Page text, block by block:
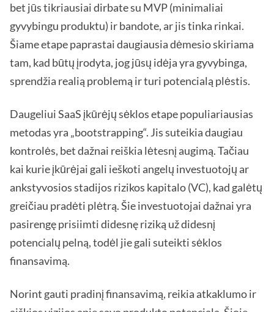
bet jūs tikriausiai dirbate su MVP (minimaliai
gyvybingu produktu) ir bandote, ar jis tinka rinkai.
Šiame etape paprastai daugiausia dėmesio skiriama
tam, kad būtų įrodyta, jog jūsų idėja yra gyvybinga,
sprendžia realią problemą ir turi potencialą plėstis.
Daugeliui SaaS įkūrėjų sėklos etape populiariausias
metodas yra „bootstrapping“. Jis suteikia daugiau
kontrolės, bet dažnai reiškia lėtesnį augimą. Tačiau
kai kurie įkūrėjai gali ieškoti angelų investuotojų ar
ankstyvosios stadijos rizikos kapitalo (VC), kad galėtų
greičiau pradėti plėtrą. Šie investuotojai dažnai yra
pasirengę prisiimti didesnę riziką už didesnį
potencialų pelną, todėl jie gali suteikti sėklos
finansavimą.
Norint gauti pradinį finansavimą, reikia atkaklumo ir